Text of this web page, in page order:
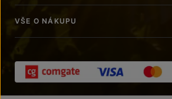
VŠE O NÁKUPU